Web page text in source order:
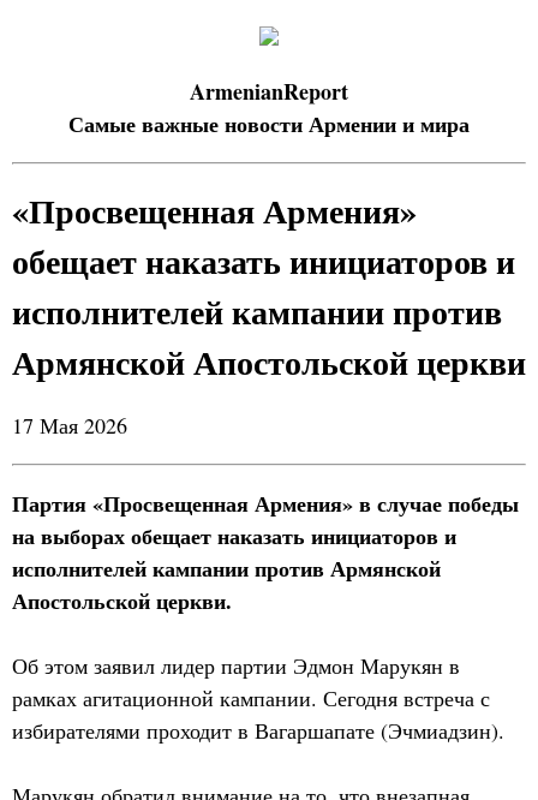
ArmenianReport
Самые важные новости Армении и мира
«Просвещенная Армения»
обещает наказать инициаторов и
исполнителей кампании против
Армянской Апостольской церкви
17 Мая 2026
Партия «Просвещенная Армения» в случае победы
на выборах обещает наказать инициаторов и
исполнителей кампании против Армянской
Апостольской церкви.
Об этом заявил лидер партии Эдмон Марукян в
рамках агитационной кампании. Сегодня встреча с
избирателями проходит в Вагаршапате (Эчмиадзин).